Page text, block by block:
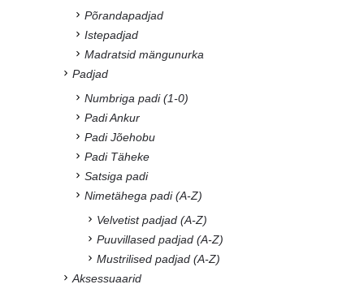
Põrandapadjad
Istepadjad
Madratsid mängunurka
Padjad
Numbriga padi (1-0)
Padi Ankur
Padi Jõehobu
Padi Täheke
Satsiga padi
Nimetähega padi (A-Z)
Velvetist padjad (A-Z)
Puuvillased padjad (A-Z)
Mustrilised padjad (A-Z)
Aksessuaarid